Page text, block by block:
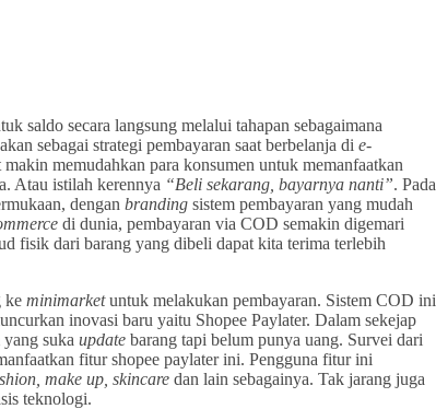
saldo secara langsung melalui tahapan sebagaimana
sebagai strategi pembayaran saat berbelanja di e-
memudahkan para konsumen untuk memanfaatkan
Atau istilah kerennya “Beli sekarang, bayarnya nanti”. Pada
dengan branding sistem pembayaran yang mudah
di dunia, pembayaran via COD semakin digemari
fisik dari barang yang dibeli dapat kita terima terlebih
ke minimarketuntuk melakukan pembayaran. Sistem COD ini
inovasi baru yaitu Shopee Paylater. Dalam sekejap
suka update barang tapi belum punya uang. Survei dari
fitur shopee paylater ini. Pengguna fitur ini
make up, skincare dan lain sebagainya. Tak jarang juga
teknologi.